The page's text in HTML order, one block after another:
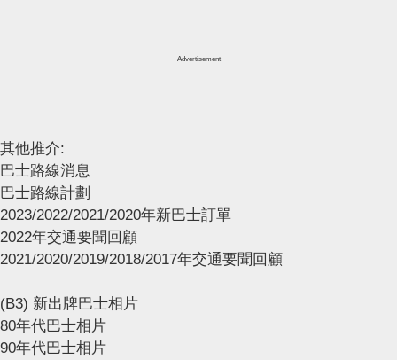
Advertisement
其他推介:
巴士路線消息
巴士路線計劃
2023/2022/2021/2020年新巴士訂單
2022年交通要聞回顧
2021/2020/2019/2018/2017年交通要聞回顧
(B3) 新出牌巴士相片
80年代巴士相片
90年代巴士相片